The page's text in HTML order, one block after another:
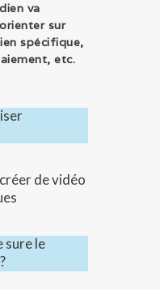
va
sur
spécifique,
etc.
de vidéo
sure le